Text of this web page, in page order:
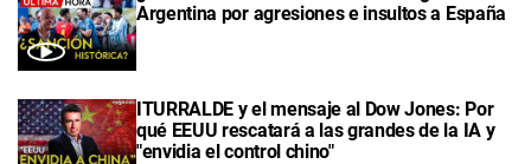
Argentina por agresiones e insultos a España
ITURRALDE y el mensaje al Dow Jones: Por
qué EEUU rescatará a las grandes de la IA y
"envidia el control chino"